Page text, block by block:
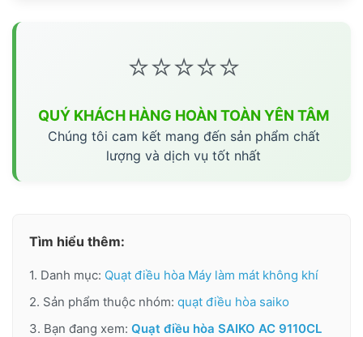
⭐⭐⭐⭐⭐
QUÝ KHÁCH HÀNG HOÀN TOÀN YÊN TÂM
Chúng tôi cam kết mang đến sản phẩm chất
lượng và dịch vụ tốt nhất
Tìm hiểu thêm:
1. Danh mục: Quạt điều hòa Máy làm mát không khí
2. Sản phẩm thuộc nhóm: quạt điều hòa saiko
3. Bạn đang xem: Quạt điều hòa SAIKO AC 9110CL